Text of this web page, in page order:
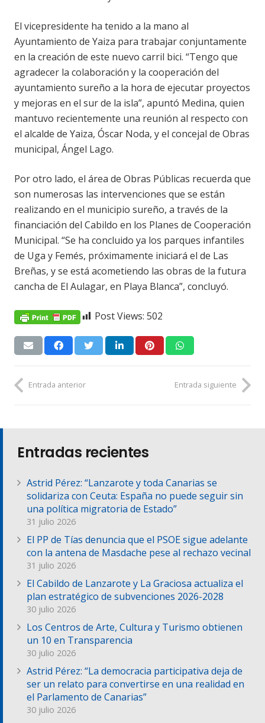
El vicepresidente ha tenido a la mano al
Ayuntamiento de Yaiza para trabajar conjuntamente
en la creación de este nuevo carril bici. “Tengo que
agradecer la colaboración y la cooperación del
ayuntamiento sureño a la hora de ejecutar proyectos
y mejoras en el sur de la isla”, apuntó Medina, quien
mantuvo recientemente una reunión al respecto con
el alcalde de Yaiza, Óscar Noda, y el concejal de Obras
municipal, Ángel Lago.
Por otro lado, el área de Obras Públicas recuerda que
son numerosas las intervenciones que se están
realizando en el municipio sureño, a través de la
financiación del Cabildo en los Planes de Cooperación
Municipal. “Se ha concluido ya los parques infantiles
de Uga y Femés, próximamente iniciará el de Las
Breñas, y se está acometiendo las obras de la futura
cancha de El Aulagar, en Playa Blanca”, concluyó.
Post Views: 502
Entrada anterior Entrada siguiente
Entradas recientes
Astrid Pérez: “Lanzarote y toda Canarias se
solidariza con Ceuta: España no puede seguir sin
una política migratoria de Estado”
31 julio 2026
El PP de Tías denuncia que el PSOE sigue adelante
con la antena de Masdache pese al rechazo vecinal
31 julio 2026
El Cabildo de Lanzarote y La Graciosa actualiza el
plan estratégico de subvenciones 2026-2028
30 julio 2026
Los Centros de Arte, Cultura y Turismo obtienen
un 10 en Transparencia
30 julio 2026
Astrid Pérez: “La democracia participativa deja de
ser un relato para convertirse en una realidad en
el Parlamento de Canarias”
30 julio 2026